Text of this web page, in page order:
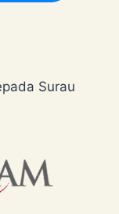
Surau